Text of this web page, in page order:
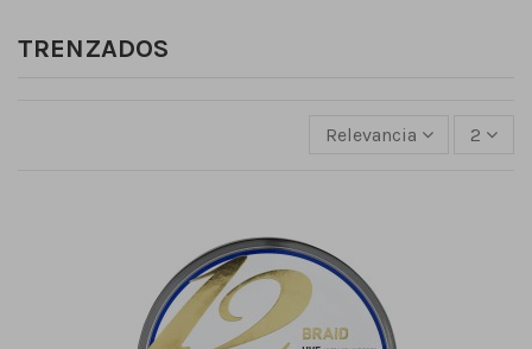
TRENZADOS
Relevancia 2